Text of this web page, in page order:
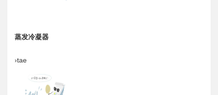
蒸发冷凝器
›tae